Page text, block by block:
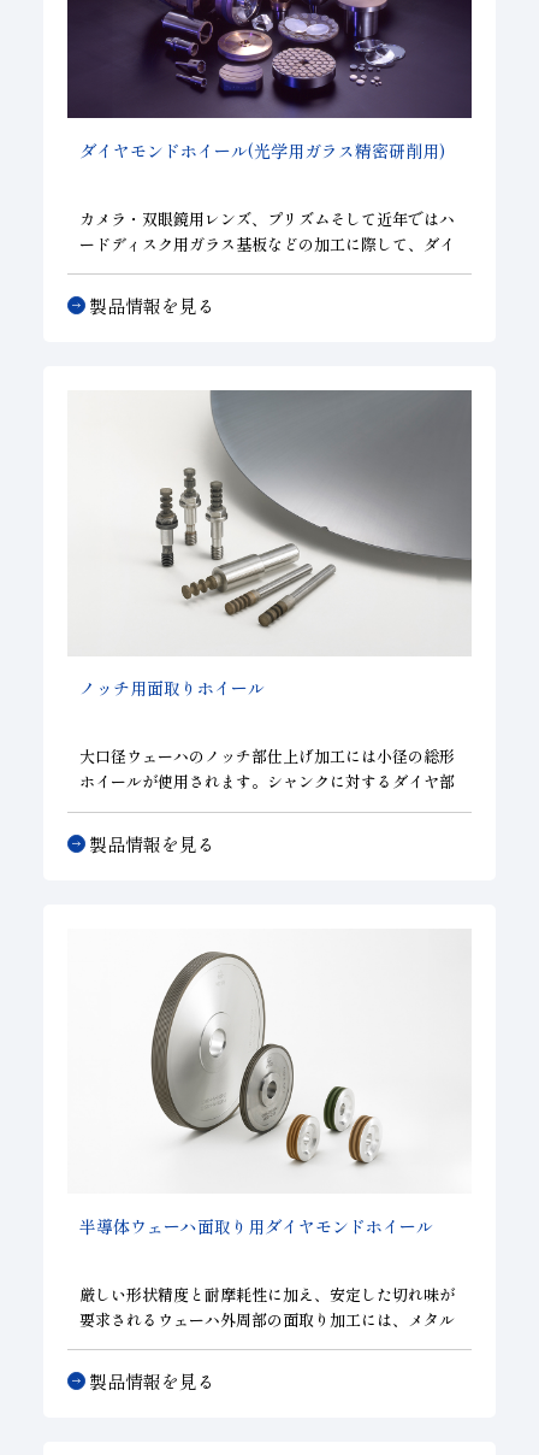
ダイヤモンドホイール(光学用ガラス精密研削用)
カメラ・双眼鏡用レンズ、プリズムそして近年ではハ
ードディスク用ガラス基板などの加工に際して、ダイ
ヤモンドホイールは必要不可欠な工具です。加工目的
により、ペレット、カーブジェネレータ、芯取り・面
取りホイールなどがあります。更に、これらはメタ
製品情報を見る
ノッチ用面取りホイール
大口径ウェーハのノッチ部仕上げ加工には小径の総形
ホイールが使用されます。シャンクに対するダイヤ部
の振れ精度を維持し、良好なウェーハ外周を実現しま
す。外周用面取りホイール同様、単溝や多溝タイプ、
粗・仕上げ一体型ホイール等、幅広い仕様に対応致し
製品情報を見る
半導体ウェーハ面取り用ダイヤモンドホイール
厳しい形状精度と耐摩耗性に加え、安定した切れ味が
要求されるウェーハ外周部の面取り加工には、メタル
ボンドホイールやレジンボンドホイールが使用されま
す。単溝や多溝タイプ、粗・仕上げ一体型ホイール
等、幅広い仕様に対応致します。
製品情報を見る